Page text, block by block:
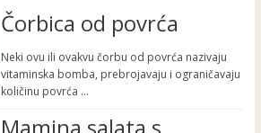
Čorbica od povrća
Neki ovu ili ovakvu čorbu od povrća nazivaju
vitaminska bomba, prebrojavaju i ograničavaju
količinu povrća …
Mamina salata s